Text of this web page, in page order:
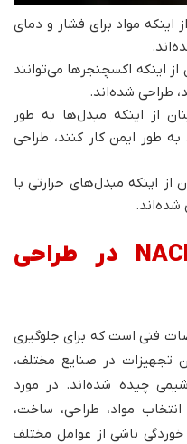
اینکه مواد برای فشار و دمای
از اینکه اکسچنجرها می‌توانند
طراحی شده‌اند.
از اینکه مبدل‌ها به طور
طور ایمن کار کنند، طراحی
از اینکه مبدل‌های حرارتی با
8. استانداردهای NACE در طراحی
فنی است که برای جلوگیری
تجهیزات در صنایع مختلف،
چیده شده‌اند. در مورد
مواد، طراحی، ساخت،
خوردگی ناشی از عوامل مختلف